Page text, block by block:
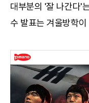
대부분의 '잘 나간다'
수 발표는 겨울방학이